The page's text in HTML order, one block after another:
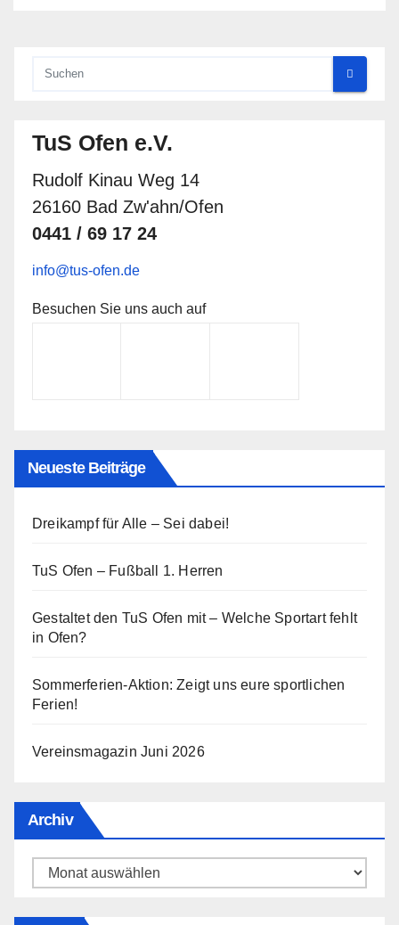
TuS Ofen e.V.
Rudolf Kinau Weg 14
26160 Bad Zw'ahn/Ofen
0441 / 69 17 24
info@tus-ofen.de
Besuchen Sie uns auch auf
Neueste Beiträge
Dreikampf für Alle – Sei dabei!
TuS Ofen – Fußball 1. Herren
Gestaltet den TuS Ofen mit – Welche Sportart fehlt
in Ofen?
Sommerferien-Aktion: Zeigt uns eure sportlichen
Ferien!
Vereinsmagazin Juni 2026
Archiv
Archiv